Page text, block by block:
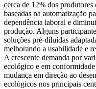
cerca de 12% dos
baseadas na automatização
dependência laboral e
produção. Alguns
soluções pré-diluídas
melhorando a usabilidade e
A crescente demanda por
ecológico e em
mudança em direção ao
ecológicos nos principais